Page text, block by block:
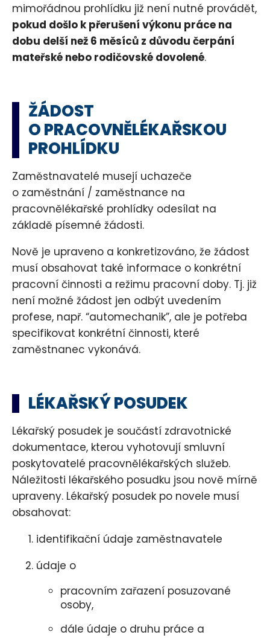
mimořádnou prohlídku již není nutné provádět,
pokud došlo k přerušení výkonu práce na
dobu delší než 6 měsíců z důvodu čerpání
mateřské nebo rodičovské dovolené.
ŽÁDOST
O PRACOVNĚLÉKAŘSKOU
PROHLÍDKU
Zaměstnavatelé musejí uchazeče
o zaměstnání / zaměstnance na
pracovnělékařské prohlídky odesílat na
základě písemné žádosti.
Nově je upraveno a konkretizováno, že žádost
musí obsahovat také informace o konkrétní
pracovní činnosti a režimu pracovní doby. Tj. již
není možné žádost jen odbýt uvedením
profese, např. “automechanik”, ale je potřeba
specifikovat konkrétní činnosti, které
zaměstnanec vykonává.
LÉKAŘSKÝ POSUDEK
Lékařský posudek je součástí zdravotnické
dokumentace, kterou vyhotovují smluvní
poskytovatelé pracovnělékařských služeb.
Náležitosti lékařského posudku jsou nově mírně
upraveny. Lékařský posudek po novele musí
obsahovat:
identifikační údaje zaměstnavatele
údaje o
pracovním zařazení posuzované
osoby,
dále údaje o druhu práce a